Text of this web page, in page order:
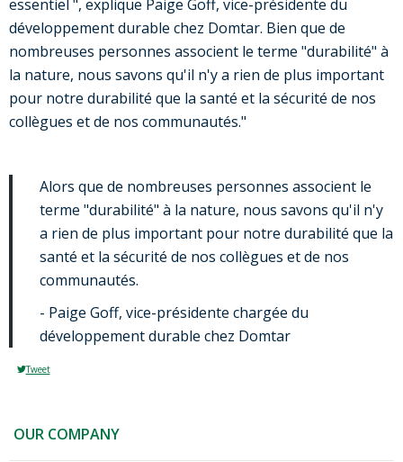
essentiel ", explique Paige Goff, vice-présidente du
développement durable chez Domtar. Bien que de
nombreuses personnes associent le terme "durabilité" à
la nature, nous savons qu'il n'y a rien de plus important
pour notre durabilité que la santé et la sécurité de nos
collègues et de nos communautés."
Alors que de nombreuses personnes associent le
terme "durabilité" à la nature, nous savons qu'il n'y
a rien de plus important pour notre durabilité que la
santé et la sécurité de nos collègues et de nos
communautés.
- Paige Goff, vice-présidente chargée du
développement durable chez Domtar
Tweet
OUR COMPANY